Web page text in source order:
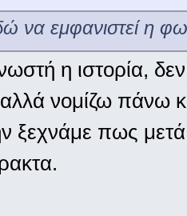
να εμφανιστεί η
η ιστορία,
νομίζω πάνω
ξεχνάμε πως